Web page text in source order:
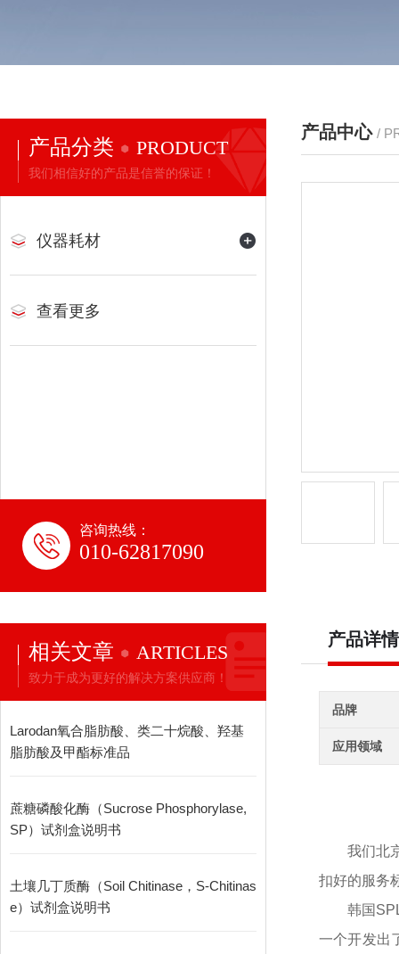
产品分类 PRODUCT
我们相信好的产品是信誉的保证！
仪器耗材
查看更多
咨询热线：
010-62817090
相关文章 ARTICLES
致力于成为更好的解决方案供应商！
Larodan氧合脂肪酸、类二十烷酸、羟基
脂肪酸及甲酯标准品
蔗糖磷酸化酶（Sucrose Phosphorylase,
SP）试剂盒说明书
土壤几丁质酶（Soil Chitinase，S-Chitinas
e）试剂盒说明书
产品中心 /
产品详情
品牌
应用领域
我们北
扣好的服务
韩国
一个开发出